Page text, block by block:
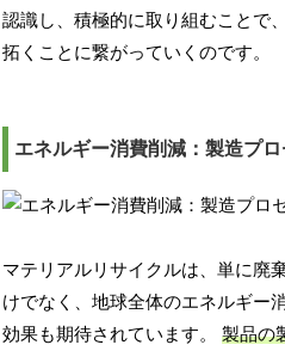
認識し、積極的に取り組むことで
拓くことに繋がっていくのです。
エネルギー消費削減：製造プ
マテリアルリサイクルは、単に廃
けでなく、地球全体のエネルギー
効果も期待されています。製品の